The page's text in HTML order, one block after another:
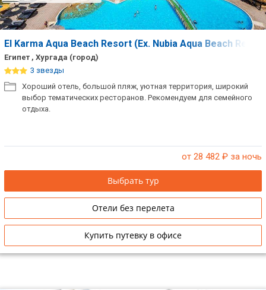
El Karma Aqua Beach Resort (Ex. Nubia Aqua Beach
Египет , Хургада (город)
3 звезды
Хороший отель, большой пляж, уютная территория, широкий
выбор тематических ресторанов. Рекомендуем для семейного
отдыха.
от 28 482 ₽ за ночь
Выбрать тур
Отели без перелета
Купить путевку в офисе